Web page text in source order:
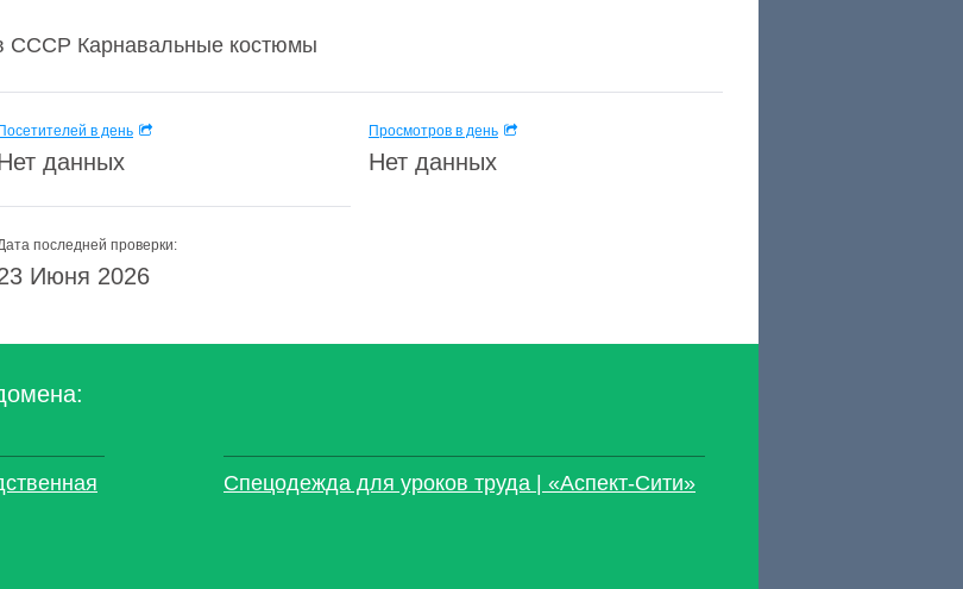
СССР Карнавальные костюмы
Посетителей в день
данных
Просмотров в день
Нет данных
последней проверки:
Июня 2026
Спецодежда для уроков труда | «Аспект-Сити»